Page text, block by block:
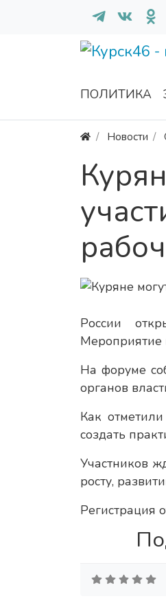
ПОЛИТИКА
Новости
России
Мероприятие
На форуме
органов
Как
создать
Участников
росту,
Регистрация